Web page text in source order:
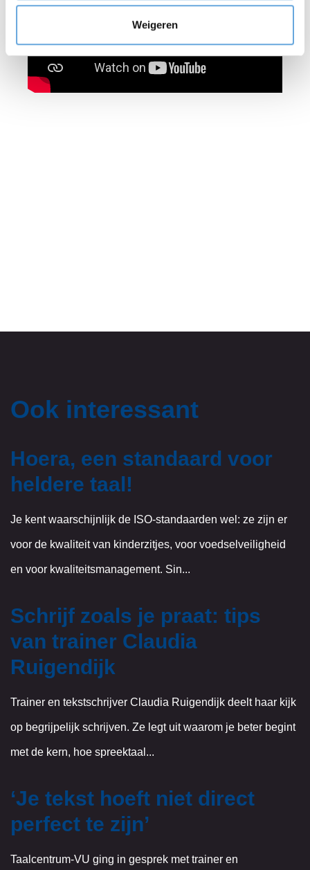
Weigeren
Ook interessant
Hoera, een standaard voor
heldere taal!
Je kent waarschijnlijk de ISO-standaarden wel: ze zijn er
voor de kwaliteit van kinderzitjes, voor voedselveiligheid
en voor kwaliteitsmanagement. Sin...
Schrijf zoals je praat: tips
van trainer Claudia
Ruigendijk
Trainer en tekstschrijver Claudia Ruigendijk deelt haar kijk
op begrijpelijk schrijven. Ze legt uit waarom je beter begint
met de kern, hoe spreektaal...
‘Je tekst hoeft niet direct
perfect te zijn’
Taalcentrum-VU ging in gesprek met trainer en